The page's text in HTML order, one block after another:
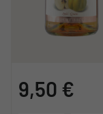
9,50 €